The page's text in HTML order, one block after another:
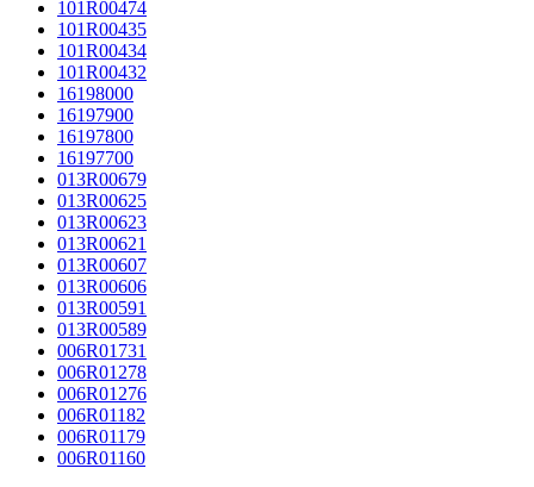
101R00474
101R00435
101R00434
101R00432
16198000
16197900
16197800
16197700
013R00679
013R00625
013R00623
013R00621
013R00607
013R00606
013R00591
013R00589
006R01731
006R01278
006R01276
006R01182
006R01179
006R01160